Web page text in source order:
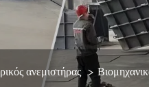
ανεμιστήρας